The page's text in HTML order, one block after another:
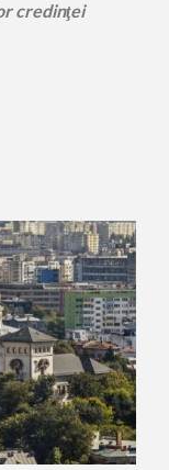
credinţei